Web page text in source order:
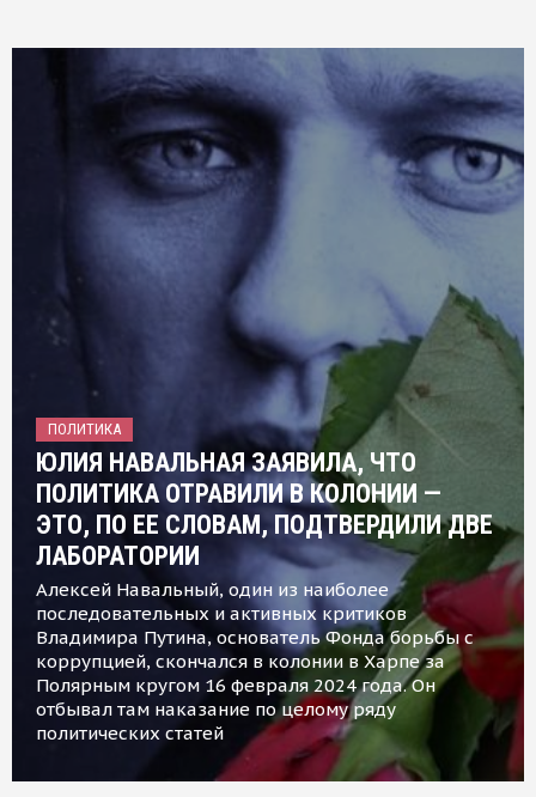
ПОЛИТИКА
ЮЛИЯ НАВАЛЬНАЯ ЗАЯВИЛА, ЧТО
ПОЛИТИКА ОТРАВИЛИ В КОЛОНИИ —
ЭТО, ПО ЕЕ СЛОВАМ, ПОДТВЕРДИЛИ ДВЕ
ЛАБОРАТОРИИ
Алексей Навальный, один из наиболее
последовательных и активных критиков
Владимира Путина, основатель Фонда борьбы с
коррупцией, скончался в колонии в Харпе за
Полярным кругом 16 февраля 2024 года. Он
отбывал там наказание по целому ряду
политических статей